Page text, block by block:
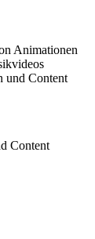
Animationen
und Content
Content